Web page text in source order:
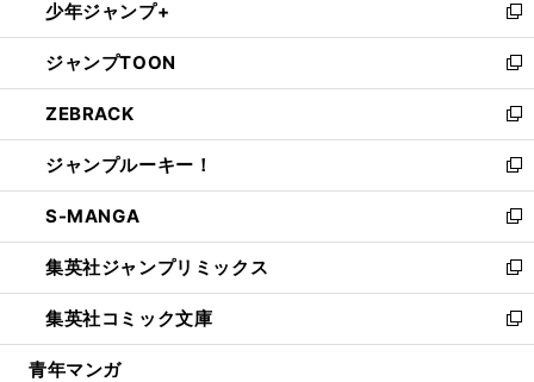
で
開
く
ド
ウ
で
開
く
ィ
ン
ド
ウ
で
開
く
い
ウ
ィ
ン
ド
ウ
で
開
く
少年ジャンプ+
新
し
い
ウ
ィ
ン
ド
ウ
で
開
く
ジャンプTOON
新
し
い
ウ
ィ
ン
ド
ウ
で
開
く
ZEBRACK
新
し
い
ウ
ィ
ン
ド
ウ
で
開
ジャンプルーキー！
新
し
い
ウ
ィ
ン
ド
ウ
S-MANGA
新
し
い
ウ
ィ
ン
集英社ジャンプリミックス
新
し
い
ウ
集英社コミック文庫
新
し
青年マンガ